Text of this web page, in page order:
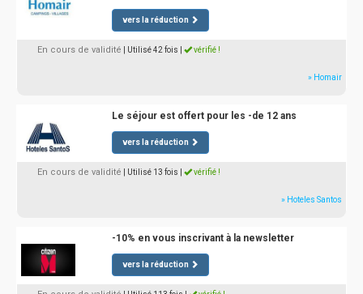
vers la réduction
En cours de validité | Utilisé 42 fois vérifié !
» Homair
Le séjour est offert pour les -de 12 ans
vers la réduction
En cours de validité | Utilisé 13 fois vérifié !
» Hoteles Santos
-10% en vous inscrivant à la newsletter
vers la réduction